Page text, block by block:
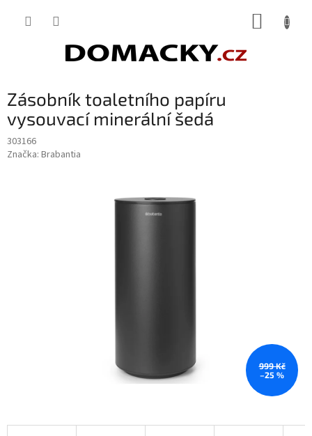
Zásobník toaletního papíru
vysouvací minerální šedá
303166
Značka: Brabantia
999 Kč
–25 %